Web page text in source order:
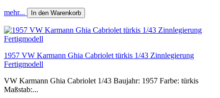
mehr... In den Warenkorb
1957 VW Karmann Ghia Cabriolet türkis 1/43 Zinnlegierung
Fertigmodell
VW Karmann Ghia Cabriolet 1/43 Baujahr: 1957 Farbe: türkis
Maßstab:...